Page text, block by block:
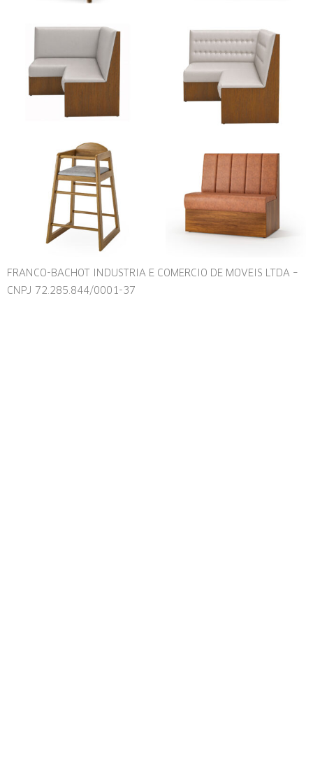
FRANCO-BACHOT INDUSTRIA E COMERCIO DE MOVEIS LTDA –
CNPJ 72.285.844/0001-37